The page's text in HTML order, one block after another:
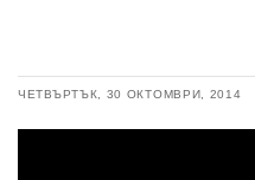
ЧЕТВЪРТЪК, 30 ОКТОМВРИ, 2014